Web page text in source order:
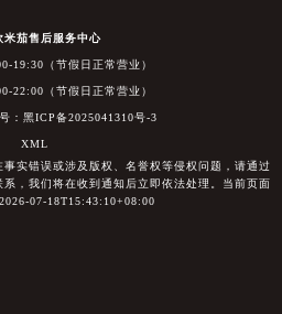
米茄售后服务中心
19:30（节假日正常营业）
22:00（节假日正常营业）
：黑ICP备2025041310号-3
XML
实错误或涉及版权、名誉权等侵权问题，请通过
，我们将在收到通知后立即依法处理。当前页面
07-18T15:43:10+08:00